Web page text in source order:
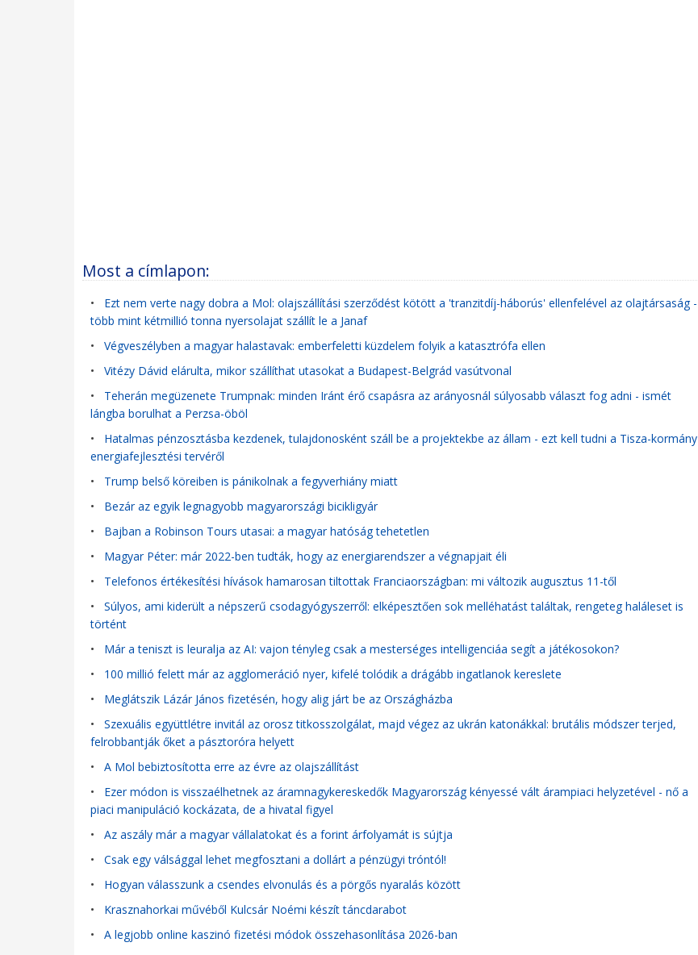
Most a címlapon:
• Ezt nem verte nagy dobra a Mol: olajszállítási szerződést kötött a 'tranzitdíj-háborús' ellenfelével az olajtársaság -
több mint kétmillió tonna nyersolajat szállít le a Janaf
• Végveszélyben a magyar halastavak: emberfeletti küzdelem folyik a katasztrófa ellen
• Vitézy Dávid elárulta, mikor szállíthat utasokat a Budapest-Belgrád vasútvonal
• Teherán megüzenete Trumpnak: minden Iránt érő csapásra az arányosnál súlyosabb választ fog adni - ismét
lángba borulhat a Perzsa-öböl
• Hatalmas pénzosztásba kezdenek, tulajdonosként száll be a projektekbe az állam - ezt kell tudni a Tisza-kormány
energiafejlesztési tervéről
• Trump belső köreiben is pánikolnak a fegyverhiány miatt
• Bezár az egyik legnagyobb magyarországi bicikligyár
• Bajban a Robinson Tours utasai: a magyar hatóság tehetetlen
• Magyar Péter: már 2022-ben tudták, hogy az energiarendszer a végnapjait éli
• Telefonos értékesítési hívások hamarosan tiltottak Franciaországban: mi változik augusztus 11-től
• Súlyos, ami kiderült a népszerű csodagyógyszerről: elképesztően sok melléhatást találtak, rengeteg haláleset is
történt
• Már a teniszt is leuralja az AI: vajon tényleg csak a mesterséges intelligenciáa segít a játékosokon?
• 100 millió felett már az agglomeráció nyer, kifelé tolódik a drágább ingatlanok kereslete
• Meglátszik Lázár János fizetésén, hogy alig járt be az Országházba
• Szexuális együttlétre invitál az orosz titkosszolgálat, majd végez az ukrán katonákkal: brutális módszer terjed,
felrobbantják őket a pásztoróra helyett
• A Mol bebiztosította erre az évre az olajszállítást
• Ezer módon is visszaélhetnek az áramnagykereskedők Magyarország kényessé vált árampiaci helyzetével - nő a
piaci manipuláció kockázata, de a hivatal figyel
• Az aszály már a magyar vállalatokat és a forint árfolyamát is sújtja
• Csak egy válsággal lehet megfosztani a dollárt a pénzügyi tróntól!
• Hogyan válasszunk a csendes elvonulás és a pörgős nyaralás között
• Krasznahorkai művéből Kulcsár Noémi készít táncdarabot
• A legjobb online kaszinó fizetési módok összehasonlítása 2026-ban